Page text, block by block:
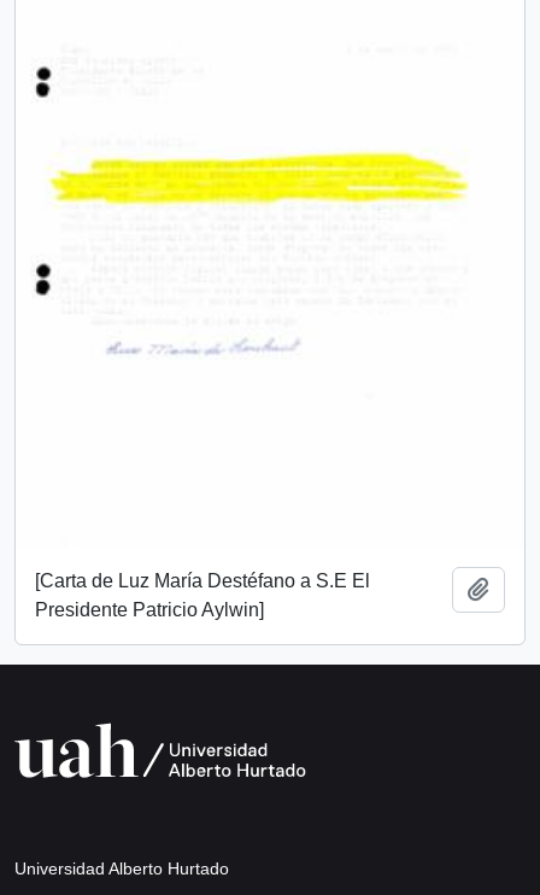
[Carta de Luz María Destéfano a S.E El
Presidente Patricio Aylwin]
Universidad Alberto Hurtado